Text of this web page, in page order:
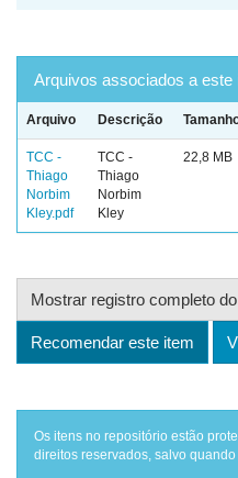
Arquivos associados a este
Arquivo Descrição
TCC -
Thiago
Norbim
Kley.pdf
TCC -
Thiago
Norbim
Kley
22,8 MB
Mostrar registro completo
Recomendar este item
Os itens no repositório estão
direitos reservados, salvo